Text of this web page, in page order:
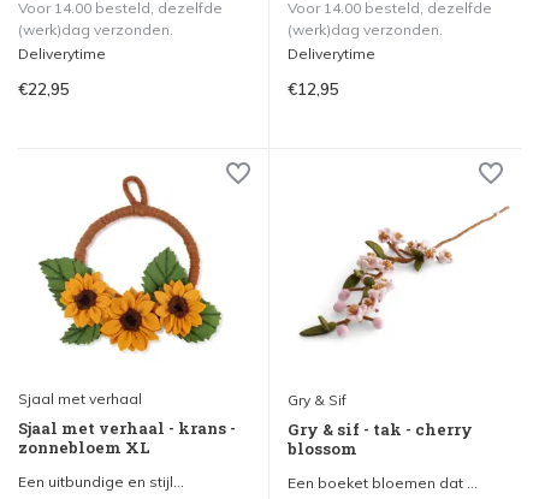
Voor 14.00 besteld, dezelfde
(werk)dag verzonden.
Deliverytime
€22,95
Voor 14.00 besteld, dezelfde
(werk)dag verzonden.
Deliverytime
€12,95
Sjaal met verhaal
Sjaal met verhaal - krans -
zonnebloem XL
Een uitbundige en stijl...
Gry & Sif
Gry & sif - tak - cherry
blossom
Een boeket bloemen dat ...